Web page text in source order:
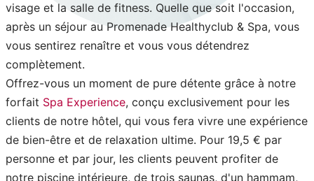
visage et la salle de fitness. Quelle que soit l'occasion,
après un séjour au Promenade Healthyclub & Spa, vous
vous sentirez renaître et vous vous détendrez
complètement.
Offrez-vous un moment de pure détente grâce à notre
forfait Spa Experience, conçu exclusivement pour les
clients de notre hôtel, qui vous fera vivre une expérience
de bien-être et de relaxation ultime. Pour 19,5 € par
personne et par jour, les clients peuvent profiter de
notre piscine intérieure, de trois saunas, d'un hammam,